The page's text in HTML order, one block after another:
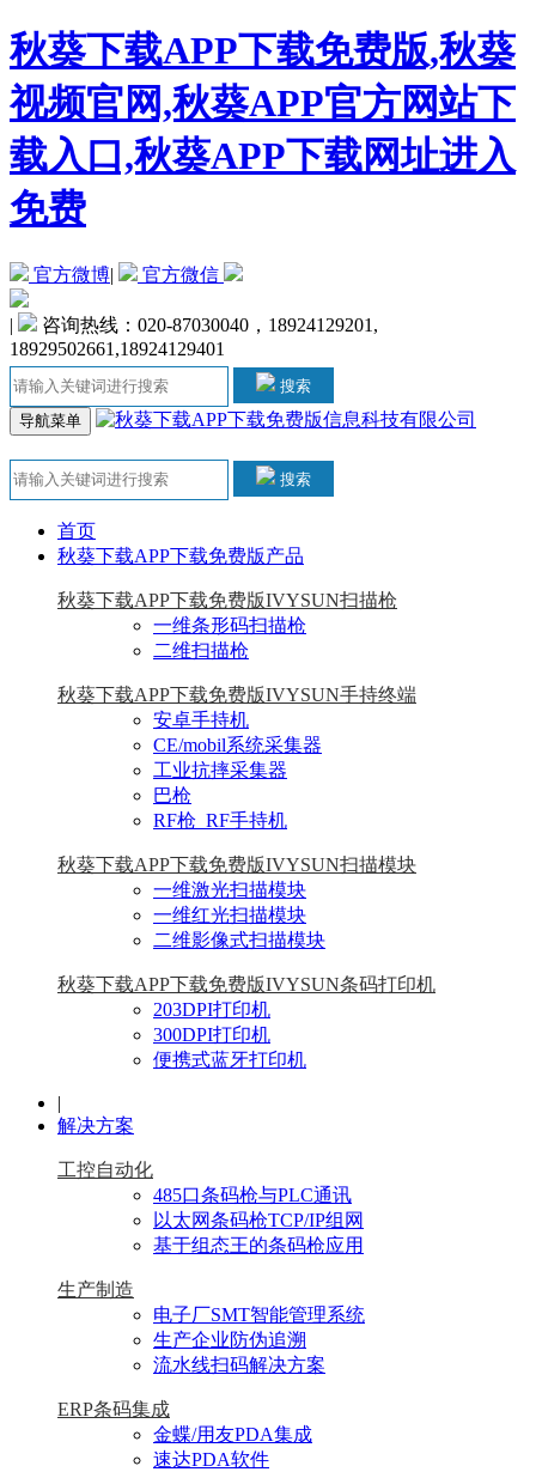
秋葵下载APP下载免费版,秋葵
视频官网,秋葵APP官方网站下
载入口,秋葵APP下载网址进入
免费
官方微博| 官方微信
|
咨询热线：020-87030040，18924129201,
18929502661,18924129401
搜索
导航菜单
搜索
首页
秋葵下载APP下载免费版产品
秋葵下载APP下载免费版IVYSUN扫描枪
一维条形码扫描枪
二维扫描枪
秋葵下载APP下载免费版IVYSUN手持终端
安卓手持机
CE/mobil系统采集器
工业抗摔采集器
巴枪
RF枪_RF手持机
秋葵下载APP下载免费版IVYSUN扫描模块
一维激光扫描模块
一维红光扫描模块
二维影像式扫描模块
秋葵下载APP下载免费版IVYSUN条码打印机
203DPI打印机
300DPI打印机
便携式蓝牙打印机
|
解决方案
工控自动化
485口条码枪与PLC通讯
以太网条码枪TCP/IP组网
基于组态王的条码枪应用
生产制造
电子厂SMT智能管理系统
生产企业防伪追溯
流水线扫码解决方案
ERP条码集成
金蝶/用友PDA集成
速达PDA软件